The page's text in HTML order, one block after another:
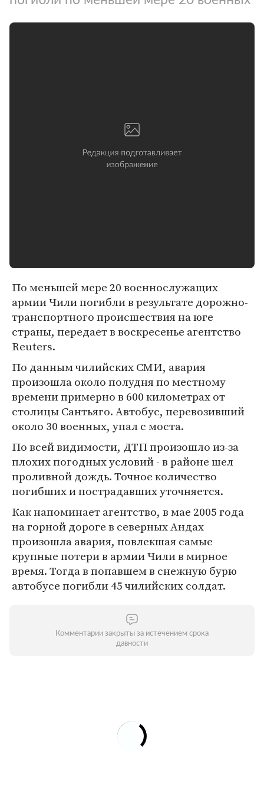
По меньшей мере 20 военнослужащих
армии Чили погибли в результате дорожно-
транспортного происшествия на юге
страны, передает в воскресенье агентство
Reuters.
По данным чилийских СМИ, авария
произошла около полудня по местному
времени примерно в 600 километрах от
столицы Сантьяго. Автобус, перевозивший
около 30 военных, упал с моста.
По всей видимости, ДТП произошло из-за
плохих погодных условий - в районе шел
проливной дождь. Точное количество
погибших и пострадавших уточняется.
Как напоминает агентство, в мае 2005 года
на горной дороге в северных Андах
произошла авария, повлекшая самые
крупные потери в армии Чили в мирное
время. Тогда в попавшем в снежную бурю
автобусе погибли 45 чилийских солдат.
Комментарии закрыты за истечением срока
давности